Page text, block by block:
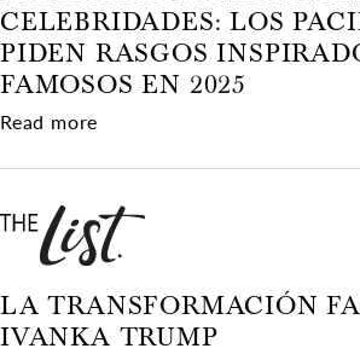
CELEBRIDADES: LOS
PIDEN RASGOS
FAMOSOS EN 2025
Read more
LA TRANSFORMACIÓN
IVANKA TRUMP